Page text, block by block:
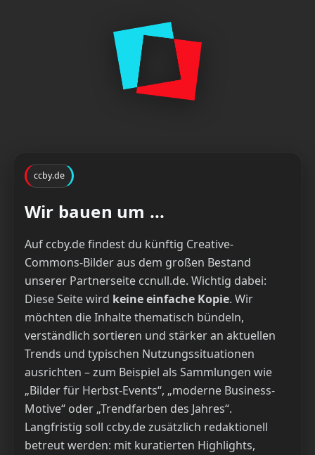
ccby.de
Wir bauen um ...
Auf ccby.de findest du künftig Creative-
Commons-Bilder aus dem großen Bestand
unserer Partnerseite ccnull.de. Wichtig dabei:
Diese Seite wird keine einfache Kopie. Wir
möchten die Inhalte thematisch bündeln,
verständlich sortieren und stärker an aktuellen
Trends und typischen Nutzungssituationen
ausrichten – zum Beispiel als Sammlungen wie
„Bilder für Herbst-Events“, „moderne Business-
Motive“ oder „Trendfarben des Jahres“.
Langfristig soll ccby.de zusätzlich redaktionell
betreut werden: mit kuratierten Highlights,